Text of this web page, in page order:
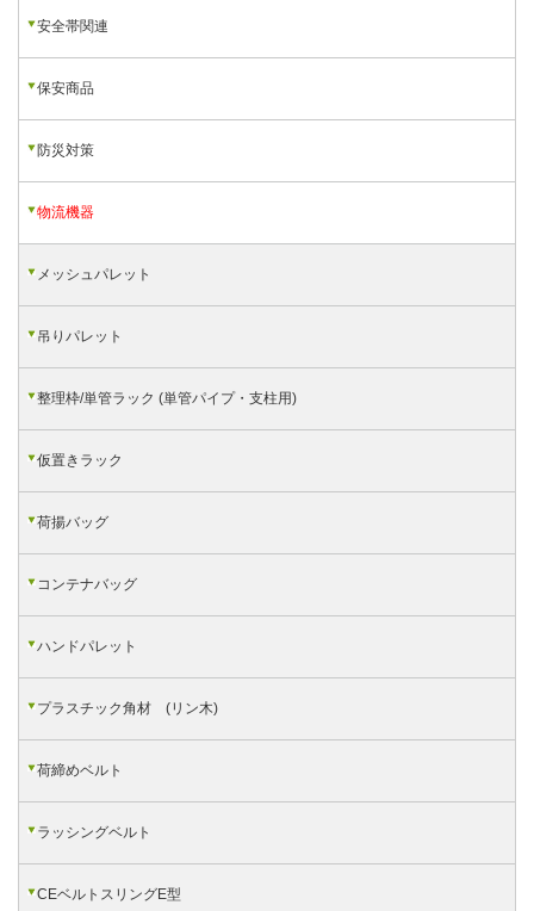
安全帯関連
保安商品
防災対策
物流機器
メッシュパレット
吊りパレット
整理枠/単管ラック (単管パイプ・支柱用)
仮置きラック
荷揚バッグ
コンテナバッグ
ハンドパレット
プラスチック角材 (リン木)
荷締めベルト
ラッシングベルト
CEベルトスリングE型